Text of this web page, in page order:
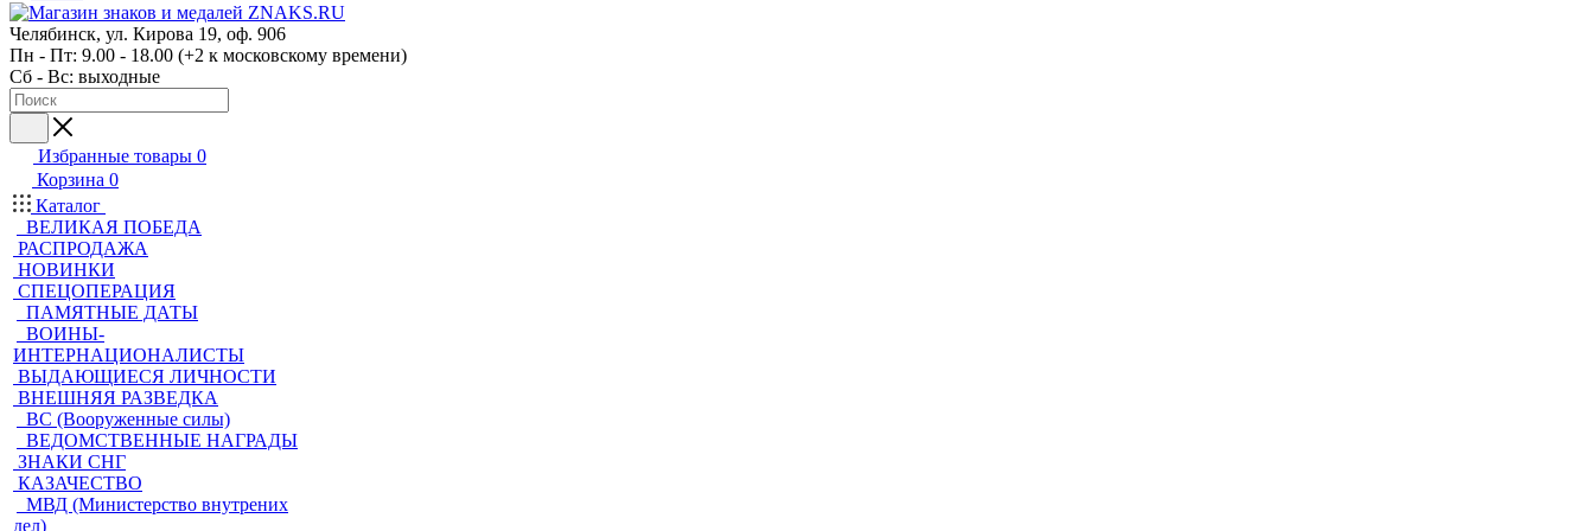
Челябинск, ул. Кирова 19, оф. 906
Пн - Пт: 9.00 - 18.00 (+2 к московскому времени)
Сб - Вс: выходные
Избранные товары 0
Корзина 0
Каталог
ВЕЛИКАЯ ПОБЕДА
РАСПРОДАЖА
НОВИНКИ
СПЕЦОПЕРАЦИЯ
ПАМЯТНЫЕ ДАТЫ
ВОИНЫ-
ИНТЕРНАЦИОНАЛИСТЫ
ВЫДАЮЩИЕСЯ ЛИЧНОСТИ
ВНЕШНЯЯ РАЗВЕДКА
ВС (Вооруженные силы)
ВЕДОМСТВЕННЫЕ НАГРАДЫ
ЗНАКИ СНГ
КАЗАЧЕСТВО
МВД (Министерство внутрених
дел)